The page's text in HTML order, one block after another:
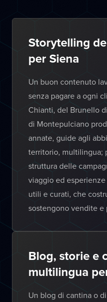
Storytelling
per Siena
Un buon contenuto
senza pagare a ogni
Chianti, del Brunello
di Montepulciano
annate, guide agli
territorio, multilingua;
struttura delle
viaggio ed
utili e curati, che
sostengono vendite e
Blog, storie e
multilingua
Un blog di cantina o